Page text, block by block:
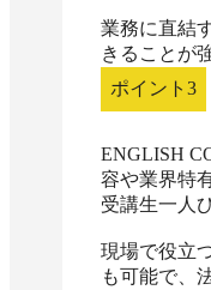
業務に直結
きることが
ポイント 3
ENGLISH
容や業界特
受講生一人
現場で役立
も可能で、